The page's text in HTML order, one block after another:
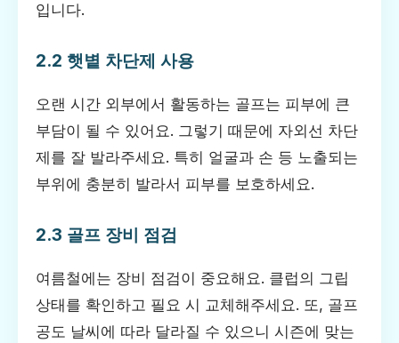
입니다.
2.2 햇볕 차단제 사용
오랜 시간 외부에서 활동하는 골프는 피부에 큰
부담이 될 수 있어요. 그렇기 때문에 자외선 차단
제를 잘 발라주세요. 특히 얼굴과 손 등 노출되는
부위에 충분히 발라서 피부를 보호하세요.
2.3 골프 장비 점검
여름철에는 장비 점검이 중요해요. 클럽의 그립
상태를 확인하고 필요 시 교체해주세요. 또, 골프
공도 날씨에 따라 달라질 수 있으니 시즌에 맞는